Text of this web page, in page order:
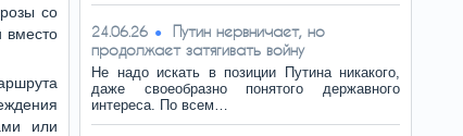
со
вместо
или
24.06.26
Путин нервничает, но
продолжает затягивать войну
Не надо искать в позиции Путина никакого,
даже своеобразно понятого державного
интереса. По всем…